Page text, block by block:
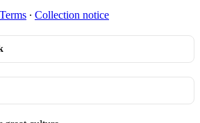
Terms ∙ Collection notice